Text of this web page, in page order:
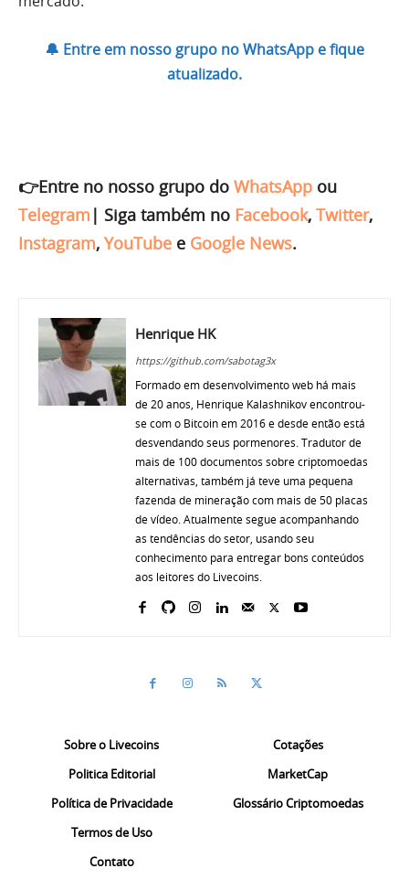
🔔 Entre em nosso grupo no WhatsApp e fique
atualizado.
👉Entre no nosso grupo do WhatsApp ou
Telegram | Siga também no Facebook, Twitter,
Instagram, YouTube e Google News.
Henrique HK
https://github.com/sabotag3x
Formado em desenvolvimento web há mais
de 20 anos, Henrique Kalashnikov encontrou-
se com o Bitcoin em 2016 e desde então está
desvendando seus pormenores. Tradutor de
mais de 100 documentos sobre criptomoedas
alternativas, também já teve uma pequena
fazenda de mineração com mais de 50 placas
de vídeo. Atualmente segue acompanhando
as tendências do setor, usando seu
conhecimento para entregar bons conteúdos
aos leitores do Livecoins.
Sobre o Livecoins
Politica Editorial
Política de Privacidade
Termos de Uso
Contato
Cotações
MarketCap
Glossário Criptomoedas